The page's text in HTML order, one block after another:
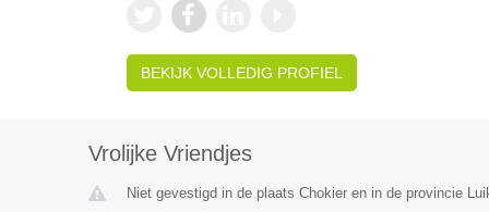
BEKIJK VOLLEDIG PROFIEL
Vrolijke Vriendjes
Niet gevestigd in de plaats Chokier en in de provincie